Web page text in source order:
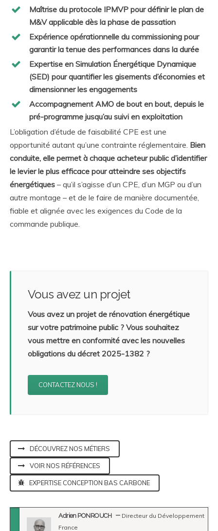
Maîtrise du protocole IPMVP pour définir le plan de
M&V applicable dès la phase de passation
Expérience opérationnelle du commissioning pour
garantir la tenue des performances dans la durée
Expertise en Simulation Énergétique Dynamique
(SED) pour quantifier les gisements d’économies et
dimensionner les engagements
Accompagnement AMO de bout en bout, depuis le
pré-programme jusqu’au suivi en exploitation
L’obligation d’étude de faisabilité CPE est une
opportunité autant qu’une contrainte réglementaire. Bien
conduite, elle permet à chaque acheteur public d’identifier
le levier le plus efficace pour atteindre ses objectifs
énergétiques – qu’il s’agisse d’un CPE, d’un MGP ou d’un
autre montage – et de le faire de manière documentée,
fiable et alignée avec les exigences du Code de la
commande publique.
Vous avez un projet
Vous avez un projet de rénovation énergétique
sur votre patrimoine public ? Vous souhaitez
vous mettre en conformité avec les nouvelles
obligations du décret 2025-1382 ?
CONTACTEZ NOUS !
DÉCOUVREZ NOS MÉTIERS
VOIR NOS RÉFÉRENCES
EXPERTISE CONCEPTION BAS CARBONE
Adrien PONROUCH
Directeur du Développement
France